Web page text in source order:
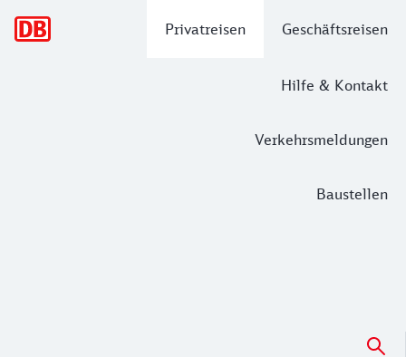
Privatreisen Geschäftsreisen
Hilfe & Kontakt
Verkehrsmeldungen
Baustellen